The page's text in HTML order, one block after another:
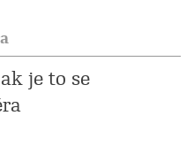
je to se